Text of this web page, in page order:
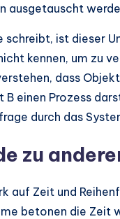
ausgetauscht
schreibt, ist dieser
kennen, um zu
dass
B einen Prozess
durch das
zu
auf Zeit und
betonen die Zeit